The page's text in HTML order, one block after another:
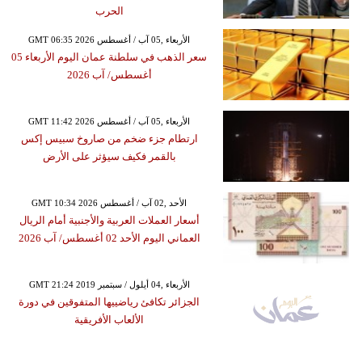
الحرب
GMT 06:35 2026 الأربعاء ,05 آب / أغسطس
سعر الذهب في سلطنة عمان اليوم الأربعاء 05
أغسطس/ آب 2026
GMT 11:42 2026 الأربعاء ,05 آب / أغسطس
ارتطام جزء ضخم من صاروخ سبيس إكس
بالقمر فكيف سيؤثر على الأرض
GMT 10:34 2026 الأحد ,02 آب / أغسطس
أسعار العملات العربية والأجنبية أمام الريال
العماني اليوم الأحد 02 أغسطس/ آب 2026
GMT 21:24 2019 الأربعاء ,04 أيلول / سبتمبر
الجزائر تكافئ رياضييها المتفوقين في دورة
الألعاب الأفريقية